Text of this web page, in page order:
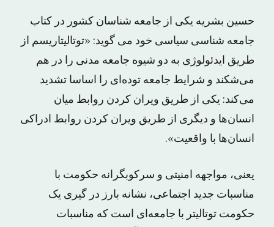
حسین بشریه یکی از جامعه شناسان کشور در کتاب
جامعه شناسی سیاسی خود می گوید: «توتالیتاریسم از
طریق ایدئولوژی به دو شیوه جامعه مدنی را در هم
می‌شکند و شرایط جامعه توده‌ای را اساسا تشدید
می‌کند: یکی از طریق ویران کردن روابط میان
انسان‌ها و دیگری از طریق ویران کردن روابط ادراکی
انسان‌ها با واقعیت».
یعنی، مواجهه امنیتی و سرکوبگرانه حکومت با
مناسبات جدید اجتماعی، نشانه بارز در گیری یک
حکومت توتالیتر با جامعه‌ای است که مناسبات